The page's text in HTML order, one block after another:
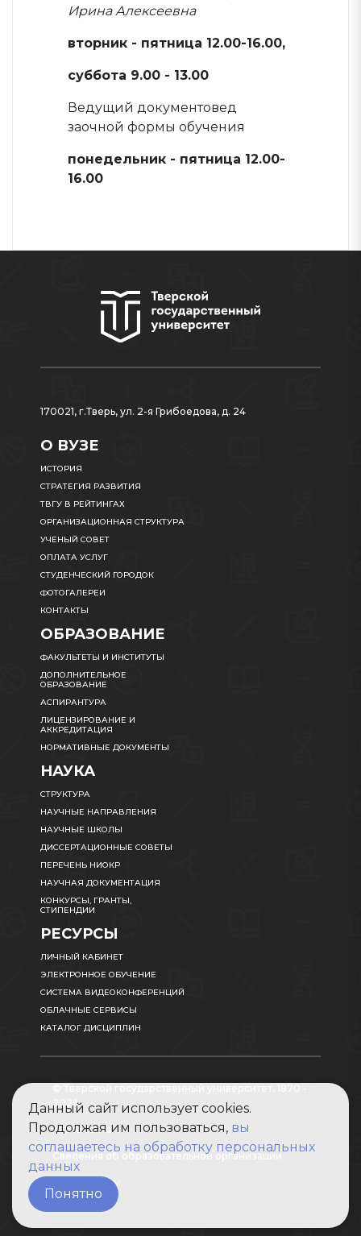
Ирина Алексеевна
вторник - пятница 12.00-16.00,
суббота 9.00 - 13.00
Ведущий документовед
заочной формы обучения
понедельник - пятница 12.00-
16.00
170021, г.Тверь, ул. 2-я Грибоедова, д. 24
О ВУЗЕ
ИСТОРИЯ
СТРАТЕГИЯ РАЗВИТИЯ
ТВГУ В РЕЙТИНГАХ
ОРГАНИЗАЦИОННАЯ СТРУКТУРА
УЧЕНЫЙ СОВЕТ
ОПЛАТА УСЛУГ
СТУДЕНЧЕСКИЙ ГОРОДОК
ФОТОГАЛЕРЕИ
КОНТАКТЫ
ОБРАЗОВАНИЕ
ФАКУЛЬТЕТЫ И ИНСТИТУТЫ
ДОПОЛНИТЕЛЬНОЕ
ОБРАЗОВАНИЕ
АСПИРАНТУРА
ЛИЦЕНЗИРОВАНИЕ И
АККРЕДИТАЦИЯ
НОРМАТИВНЫЕ ДОКУМЕНТЫ
НАУКА
СТРУКТУРА
НАУЧНЫЕ НАПРАВЛЕНИЯ
НАУЧНЫЕ ШКОЛЫ
ДИССЕРТАЦИОННЫЕ СОВЕТЫ
ПЕРЕЧЕНЬ НИОКР
НАУЧНАЯ ДОКУМЕНТАЦИЯ
КОНКУРСЫ, ГРАНТЫ,
СТИПЕНДИИ
РЕСУРСЫ
ЛИЧНЫЙ КАБИНЕТ
ЭЛЕКТРОННОЕ ОБУЧЕНИЕ
СИСТЕМА ВИДЕОКОНФЕРЕНЦИЙ
ОБЛАЧНЫЕ СЕРВИСЫ
КАТАЛОГ ДИСЦИПЛИН
2026
Карта сайта
Сведения об образовательной организации
Абитуриенту
Данный сайт использует cookies.
Продолжая им пользоваться, вы
соглашаетесь на обработку персональных
данных
Понятно